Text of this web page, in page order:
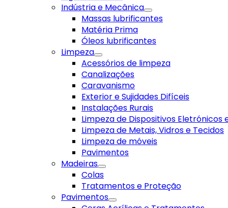
Indústria e Mecânica
Massas lubrificantes
Matéria Prima
Óleos lubrificantes
Limpeza
Acessórios de limpeza
Canalizações
Caravanismo
Exterior e Sujidades Difíceis
Instalações Rurais
Limpeza de Dispositivos
Limpeza de Metais, Vidros e Tecidos
Limpeza de móveis
Pavimentos
Madeiras
Colas
Tratamentos e Proteção
Pavimentos